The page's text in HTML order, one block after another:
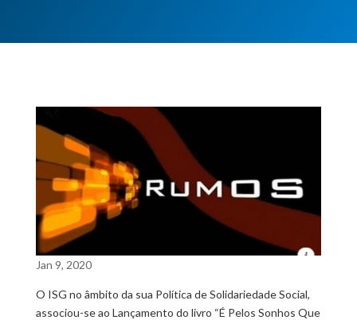
Jan 9, 2020
O ISG no âmbito da sua Política de Solidariedade Social,
associou-se ao Lançamento do livro “É Pelos Sonhos Que